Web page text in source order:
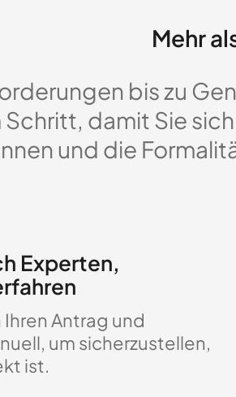
Mehr
bis zu
damit Sie
und die
Experten,
Antrag und
um sicherzustellen,
ist.